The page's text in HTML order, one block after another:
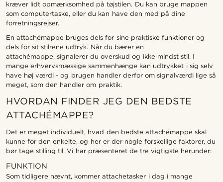
kræver lidt opmærksomhed på tøjstilen. Du kan bruge mappen
som computertaske, eller du kan have den med på dine
forretningsrejser.
En attachémappe bruges dels for sine praktiske funktioner og
dels for sit stilrene udtryk. Når du bærer en
attachémappe, signalerer du overskud og ikke mindst stil. I
mange erhvervsmæssige sammenhænge kan udtrykket i sig selv
have høj værdi - og brugen handler derfor om signalværdi lige så
meget, som den handler om praktik.
HVORDAN FINDER JEG DEN BEDSTE
ATTACHÉMAPPE?
Det er meget individuelt, hvad den bedste attachémappe skal
kunne for den enkelte, og her er der nogle forskellige faktorer, du
bør tage stilling til. Vi har præsenteret de tre vigtigste herunder:
FUNKTION
Som tidligere nævnt, kommer attachetasker i dag i mange